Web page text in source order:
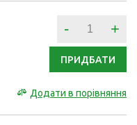
- +
ПРИДБАТИ
Додати в порівняння